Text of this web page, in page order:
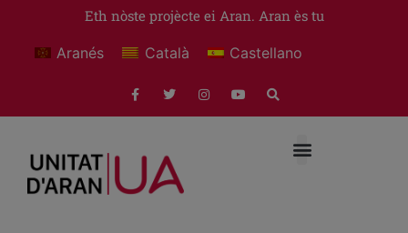
Eth nòste projècte ei Aran. Aran ès tu
Aranés Català Castellano